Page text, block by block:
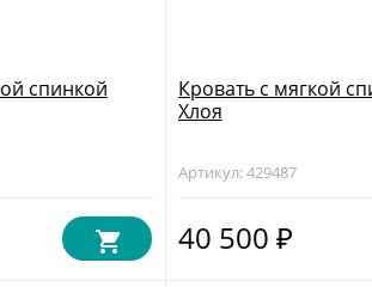
спинкой
Кровать с мягкой
Хлоя
Артикул: 429487
40 500 ₽